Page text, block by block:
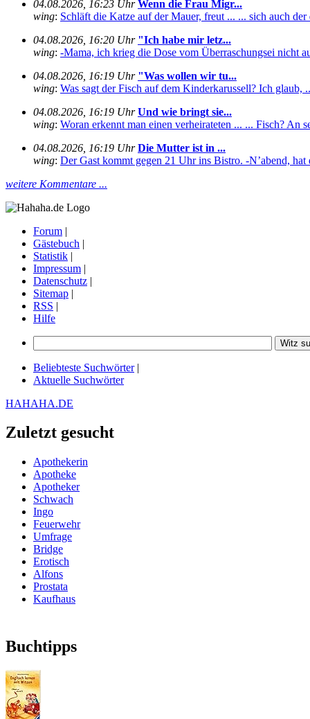
04.08.2026, 16:23 Uhr Wenn die Frau Migr...
wing: Schläft die Katze auf der Mauer, freut ... ... sich auch der
04.08.2026, 16:20 Uhr "Ich habe mir letz...
wing: -Mama, ich krieg die Dose vom Überraschungsei nicht
04.08.2026, 16:19 Uhr "Was wollen wir tu...
wing: Was sagt der Fisch auf dem Kinderkarussell? Ich glaub,
04.08.2026, 16:19 Uhr Und wie bringt sie...
wing: Woran erkennt man einen verheirateten ... ... Fisch? An
04.08.2026, 16:19 Uhr Die Mutter ist in ...
wing: Der Gast kommt gegen 21 Uhr ins Bistro. -N’abend,
weitere Kommentare ...
Forum |
Gästebuch |
Statistik |
Impressum |
Datenschutz |
Sitemap |
RSS |
Hilfe
Beliebteste Suchwörter|
Aktuelle Suchwörter
HAHAHA.DE
Zuletzt gesucht
Apothekerin
Apotheke
Apotheker
Schwach
Ingo
Feuerwehr
Umfrage
Bridge
Erotisch
Alfons
Prostata
Kaufhaus
Buchtipps